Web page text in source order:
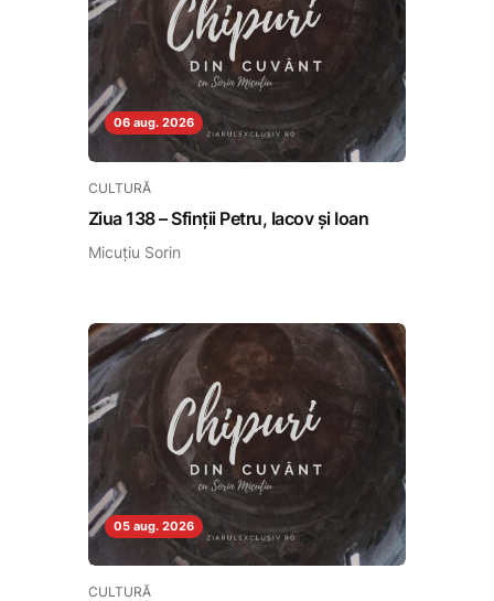
06 aug. 2026
CULTURĂ
Ziua 138 – Sfinții Petru, Iacov și Ioan
Micuțiu Sorin
05 aug. 2026
CULTURĂ